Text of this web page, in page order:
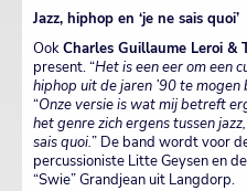
Jazz, hiphop en ‘je ne sais quoi’
OokCharles Guillaume Leroi &
present. “Het is een eer om een
hiphop uit de jaren ’90 te
“Onze versie is wat mij betreft
het genre zich ergens tussen
sais quoi.” De band wordt voor
percussioniste Litte Geysen en
“Swie” Grandjean uit Langdorp.